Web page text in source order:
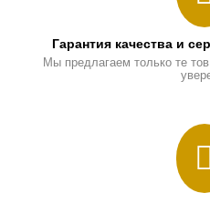
Гарантия качества и
Мы предлагаем только те